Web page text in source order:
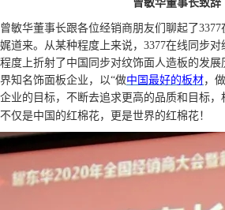
曾敏华董事长致辞
曾敏华董事长跟各位经销商朋友们聊起了3377
娓道来。从某种程度上来说，3377在线同步
程度上折射了中国同步对纹饰面人造板的发展
界知名饰面板企业，以“做中国最好的板材，
企业的目标，不断去追求更高的品质和目标，
不仅是中国的红棉花，更是世界的红棉花！